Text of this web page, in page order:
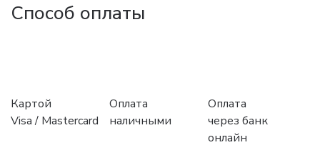
Способ оплаты
Картой
Visa / Mastercard
Оплата
наличными
Оплата
через банк
онлайн